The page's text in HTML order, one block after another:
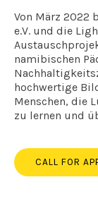
Von März 2022
e.V. und die
namibischen
hochwertige
Menschen, die
zu lernen und
CALL FOR